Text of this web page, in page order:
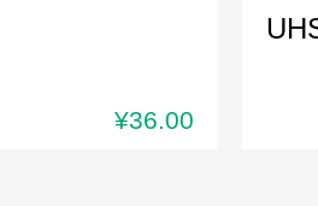
¥36.00